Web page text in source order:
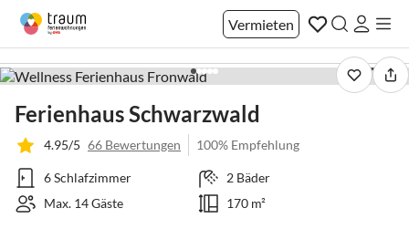
Vermieten
1 / 43
Ferienhaus Schwarzwald
4.95/5 66 Bewertungen 100% Empfehlung
6 Schlafzimmer
2 Bäder
Max. 14 Gäste
170 m²